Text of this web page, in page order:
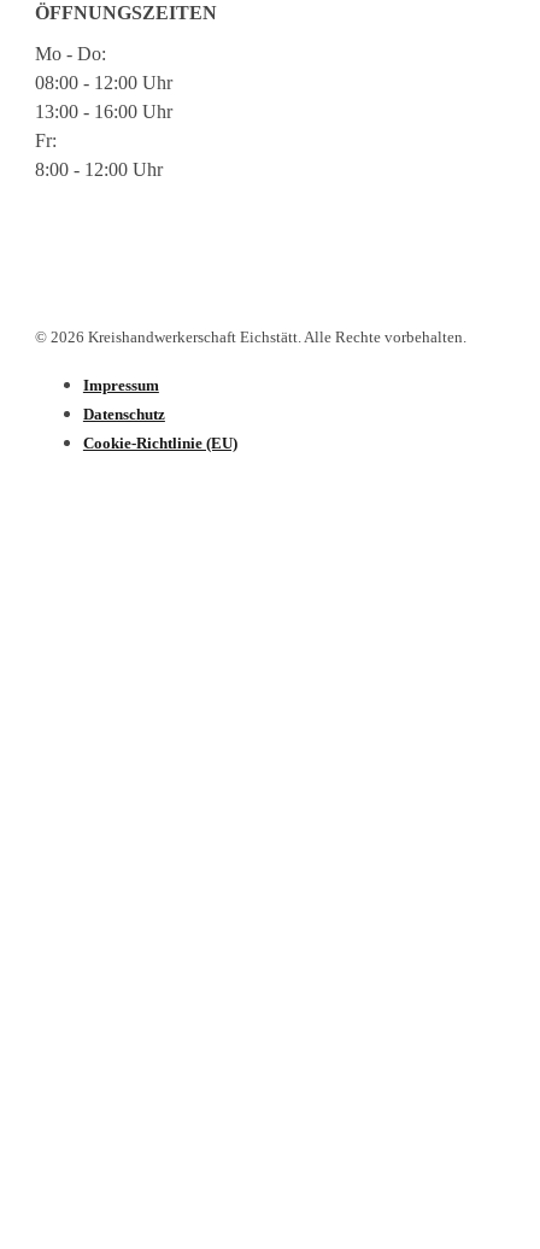
ÖFFNUNGSZEITEN
Mo - Do:
08:00 - 12:00 Uhr
13:00 - 16:00 Uhr
Fr:
8:00 - 12:00 Uhr
© 2026 Kreishandwerkerschaft Eichstätt. Alle Rechte vorbehalten.
Impressum
Datenschutz­
Cookie-Richtlinie (EU)